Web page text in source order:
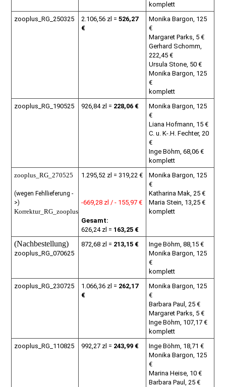
komplett
zooplus_RG_250325
2.106,56 zl =526,27
€
Monika Bargon, 125
€
Margaret Parks, 5 €
Gerhard Schomm,
222,45 €
Ursula Stone, 50 €
Monika Bargon, 125
€
komplett
zooplus_RG_190525
926,84 zl = 228,06 €
Monika Bargon, 125
€
Liana Hofmann, 15 €
C. u. K-.H. Fechter, 20
€
Inge Böhm, 68,06 €
komplett
zooplus_RG_270525
(wegen Fehllieferung -
>)
Korrektur_RG_zooplus
1.295,52 zl = 319,22 €
-669,28 zl / - 155,97 €
Gesamt:
626,24 zl = 163,25 €
Monika Bargon, 125
€
Katharina Mak, 25 €
Maria Stein, 13,25 €
komplett
(Nachbestellung)
zooplus_RG_070625
872,68 zl = 213,15 €
Inge Böhm, 88,15 €
Monika Bargon, 125
€
komplett
zooplus_RG_230725
1.066,36 zl = 262,17
€
Monika Bargon, 125
€
Barbara Paul, 25 €
Margaret Parks, 5 €
Inge Böhm, 107,17 €
komplett
zooplus_RG_110825
992,27 zl = 243,99 €
Inge Böhm, 18,71 €
Monika Bargon, 125
€
Marina Heise, 10 €
Barbara Paul, 25 €